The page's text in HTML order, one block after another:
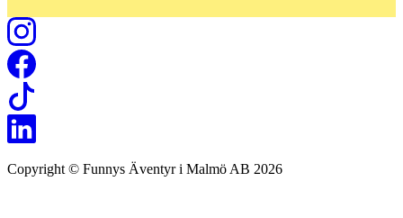
Copyright © Funnys Äventyr i Malmö AB 2026